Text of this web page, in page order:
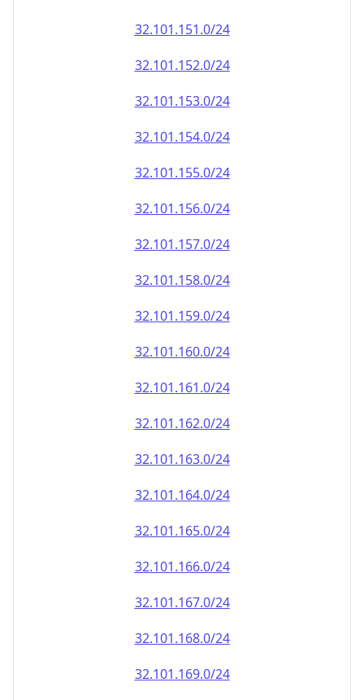
32.101.151.0/24
32.101.152.0/24
32.101.153.0/24
32.101.154.0/24
32.101.155.0/24
32.101.156.0/24
32.101.157.0/24
32.101.158.0/24
32.101.159.0/24
32.101.160.0/24
32.101.161.0/24
32.101.162.0/24
32.101.163.0/24
32.101.164.0/24
32.101.165.0/24
32.101.166.0/24
32.101.167.0/24
32.101.168.0/24
32.101.169.0/24